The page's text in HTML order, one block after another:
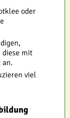
oder
mit
an.
viel